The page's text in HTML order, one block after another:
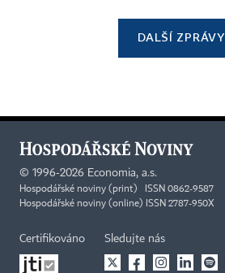
DALŠÍ ZPRÁVY
© 1996-2026 Economia, a.s.
Hospodářské noviny (print) ISSN 0862-9587
Hospodářské noviny (online) ISSN 2787-950X
Certifikováno Sledujte nás